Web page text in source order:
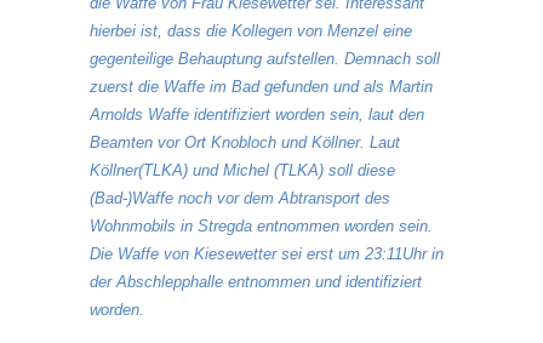
hierbei ist, dass die Kollegen von Menzel eine
gegenteilige Behauptung aufstellen. Demnach soll
zuerst die Waffe im Bad gefunden und als Martin
Arnolds Waffe identifiziert worden sein, laut den
Beamten vor Ort Knobloch und Köllner. Laut
Köllner(TLKA) und Michel (TLKA) soll diese
(Bad-)Waffe noch vor dem Abtransport des
Wohnmobils in Stregda entnommen worden sein.
Die Waffe von Kiesewetter sei erst um 23:11Uhr in
der Abschlepphalle entnommen und identifiziert
worden.